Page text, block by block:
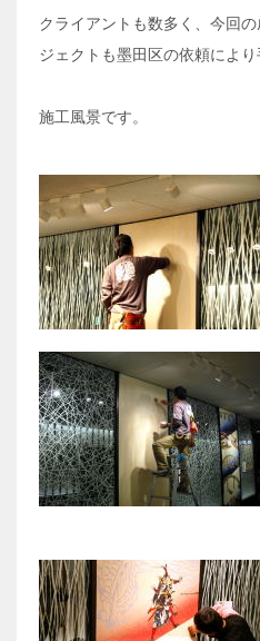
クライアントも数多く、今回
ジェクトも墨田区の依頼により
施工風景です。